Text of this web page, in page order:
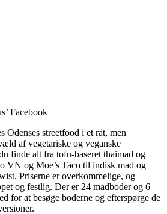
Facebook
Odenses streetfood i et råt, men
af vegetariske og veganske
finde alt fra tofu-baseret thaimad og
VN og Moe’s Taco til indisk mad og
Priserne er overkommelige, og
og festlig. Der er 24 madboder og 6
for at besøge boderne og efterspørge de